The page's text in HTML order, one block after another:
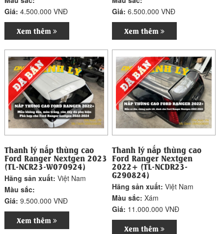
Giá:4.500.000 VNĐ
Xem thêm
Giá:6.500.000 VNĐ
Xem thêm
Thanh lý nắp thùng cao
Ford Ranger Nextgen 2023
(TL-NCR23-W070924)
Hãng sản xuất:Việt Nam
Màu sắc:
Giá:9.500.000 VNĐ
Xem thêm
Thanh lý nắp thùng cao
Ford Ranger Nextgen
2022+ (TL-NCDR23-
G290824)
Hãng sản xuất:Việt Nam
Màu sắc:Xám
Giá: 11.000.000 VNĐ
Xem thêm